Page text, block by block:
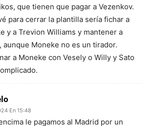
que tienen que pagar a Vezenkov.
para cerrar la plantilla sería fichar a
y a Trevion Williams y mantener a
aunque Moneke no es un tirador.
a Moneke con Vesely o Willy y Sato
En 15:48
le pagamos al Madrid por un